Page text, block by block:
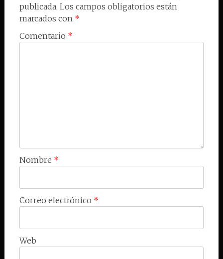
publicada. Los campos obligatorios están
marcados con *
Comentario *
Nombre *
Correo electrónico *
Web